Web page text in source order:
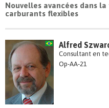
Nouvelles avancées dans
carburants flexibles
Alfred
Consultant en
Op-AA-21